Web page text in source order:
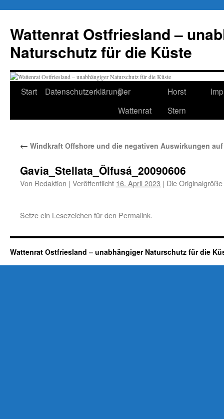
springen
Wattenrat Ostfriesland –
Naturschutz für die Küste
Start DatenschutzerklärungDer
Wattenrat
Horst
Stern
← Windkraft Offshore und die negativen Auswirkungen
Gavia_Stellata_Ölfusá_20090606
Von Redaktion | Veröffentlicht 16. April 2023 | Die
Setze ein Lesezeichen für den Permalink.
Wattenrat Ostfriesland – unabhängiger Naturschutz für die